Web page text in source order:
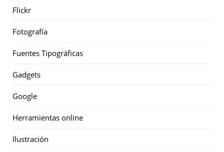
Flickr
Fotografía
Fuentes Tipográficas
Gadgets
Google
Herramientas online
Ilustración